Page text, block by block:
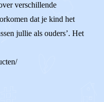
verschillende
dat je kind het
jullie als ouders’. Het